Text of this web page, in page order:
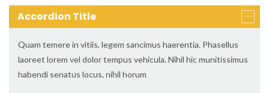
Accordion Title
Quam temere in vitiis, legem sancimus haerentia. Phasellus
laoreet lorem vel dolor tempus vehicula. Nihil hic munitissimus
habendi senatus locus, nihil horum